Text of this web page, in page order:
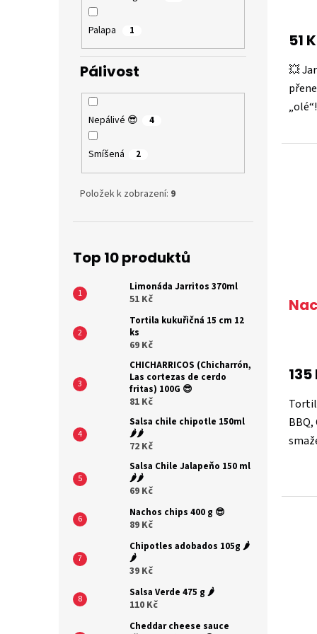
Palapa 1
Pálivost
Nepálivé 😎 4
Smíšená 2
Položek k zobrazení: 9
Top 10 produktů
Limonáda Jarritos 370ml
51 Kč
Tortila kukuřičná 15 cm 12
ks
69 Kč
CHICHARRICOS (Chicharrón,
Las cortezas de cerdo
fritas) 100G 😎
81 Kč
Salsa chile chipotle 150ml
🌶️🌶️
72 Kč
Salsa Chile Jalapeňo 150 ml
🌶️🌶️
69 Kč
Nachos chips 400 g 😎
89 Kč
Chipotles adobados 105g 🌶️
🌶️
39 Kč
Salsa Verde 475 g 🌶️
110 Kč
Cheddar cheese sauce
je
z
5
51
💥
je
z
5
135